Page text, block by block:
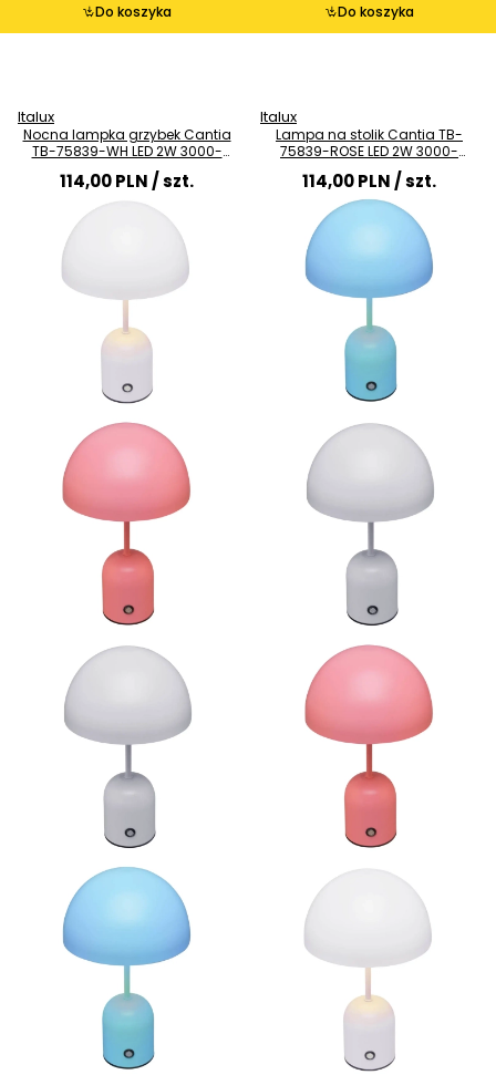
Do koszyka
Italux
Nocna lampka grzybek Cantia
TB-75839-WH LED 2W 3000-
6500K biała
114,00 PLN/ szt.
Do koszyka
Italux
Lampa na stolik Cantia TB-
75839-ROSE LED 2W 3000-
6500K kopuła różowa
114,00 PLN/ szt.